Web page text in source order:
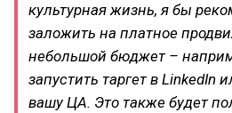
культурная жизнь, я бы
заложить на платное
небольшой бюджет –
запустить таргет в LinkedIn
вашу ЦА. Это также будет